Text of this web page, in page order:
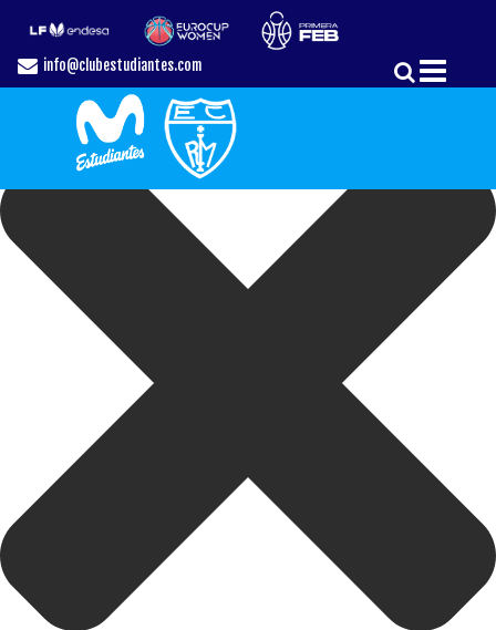
Gestionar el Consentimiento de las Cookies
info@clubestudiantes.com